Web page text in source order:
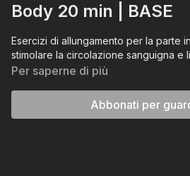
Body 20 min | BASE
Esercizi di allungamento per la parte
stimolare la circolazione sanguigna e
Per saperne di più
Abbonati per